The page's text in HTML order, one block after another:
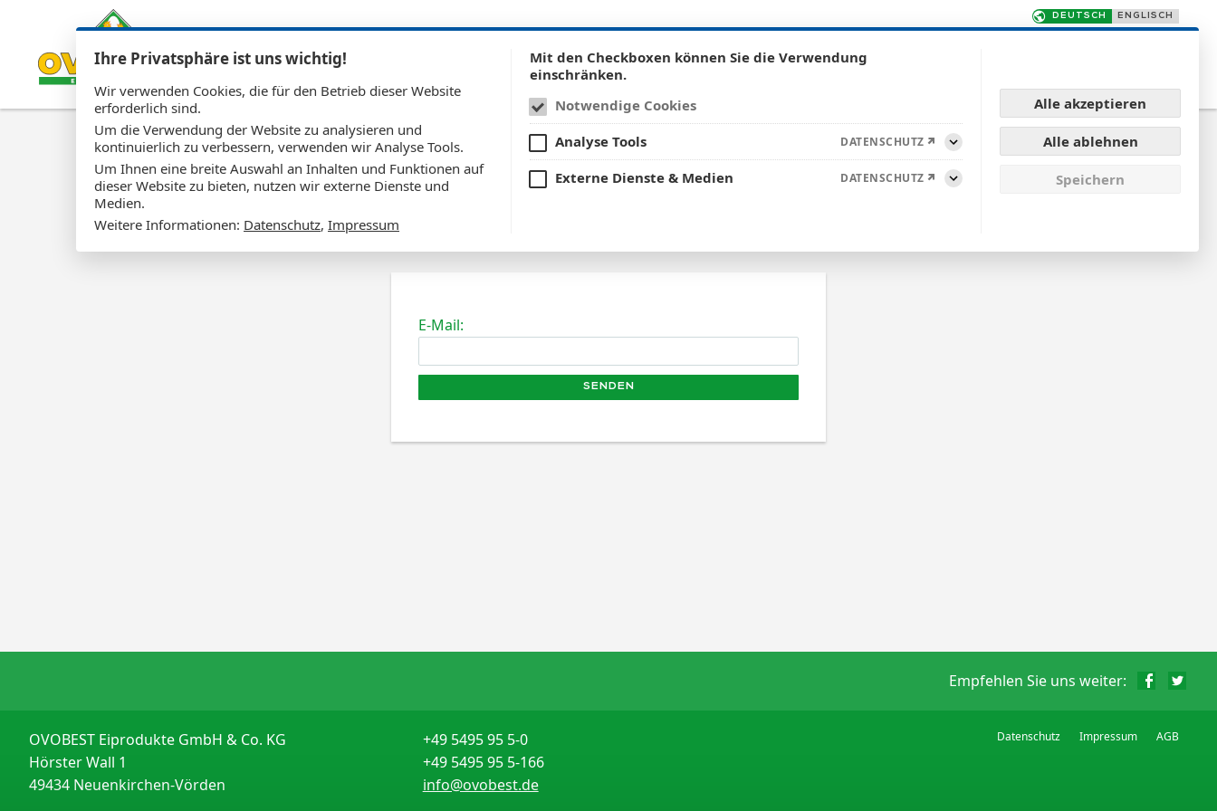
UNTERNEHMEN
E-Mail:
Empfehlen Sie uns weiter:
OVOBEST Eiprodukte GmbH & Co. KG
Hörster Wall 1
49434 Neuenkirchen-Vörden
+49 5495 95 5-0
+49 5495 95 5-166
info@ovobest.de
Datenschutz Impressum AGB
Ihre Privatsphäre ist uns wichtig!
Wir verwenden Cookies, die für den Betrieb dieser Website
erforderlich sind.
Um die Verwendung der Website zu analysieren und
kontinuierlich zu verbessern, verwenden wir Analyse Tools.
Um Ihnen eine breite Auswahl an Inhalten und Funktionen auf
dieser Website zu bieten, nutzen wir externe Dienste und
Medien.
Weitere Informationen: Datenschutz, Impressum
Mit den Checkboxen können Sie die Verwendung
einschränken.
Notwendige Cookies
Analyse Tools
DATENSCHUTZ
Aufklappen
Externe Dienste & Medien
DATENSCHUTZ
Aufklappen
Alle akzeptieren
Alle ablehnen
Speichern